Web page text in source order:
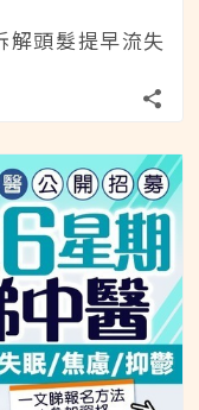
解頭髮提早流失